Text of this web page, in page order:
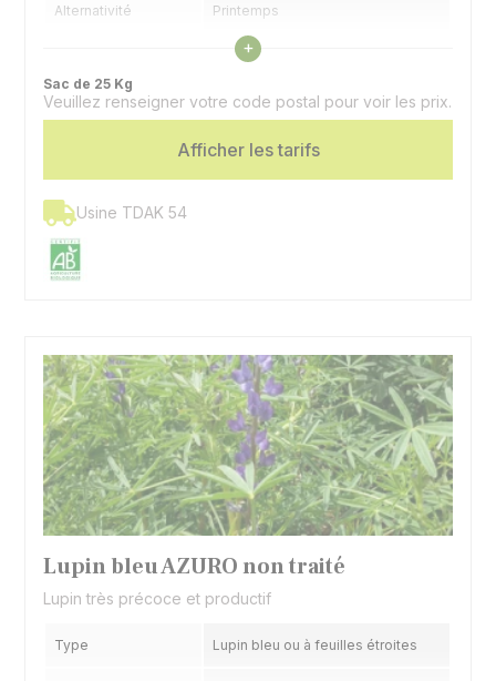
Alternativité Printemps
Précoce
Utilisation Couvert, alimentation animale
Voir les caractéristiques
+
Sac de 25 Kg
Veuillez renseigner votre code postal pour voir les prix.
Afficher les tarifs
Usine TDAK 54
Lupin bleu AZURO non traité
Lupin très précoce et productif
Type Lupin bleu ou à feuilles étroites